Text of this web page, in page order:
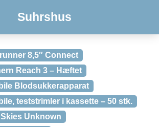
Suhrshus
8,5″ Connect
Reach 3 – Hæftet
Blodsukkerapparat
teststrimler i kassette – 50 stk.
Unknown